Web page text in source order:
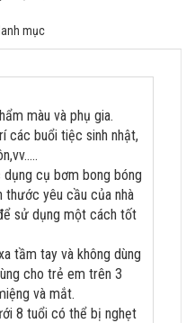
mục
màu và phụ gia.
các buổi tiệc sinh nhật,
dụng cụ bơm bong bóng
thước yêu cầu của nhà
sử dụng một cách tốt
tầm tay và không dùng
cho trẻ em trên 3
và mắt.
8 tuổi có thể bị nghẹt